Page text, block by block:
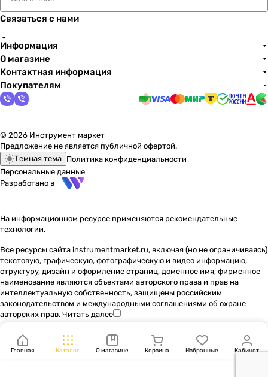
Связаться с нами
Информация
О магазине
Контактная информация
Покупателям
© 2026 Инструмент маркет
Предложение не является публичной офертой.
Темная тема Политика конфиденциальности
Персональные данные
Разработано в
На информационном ресурсе применяются рекомендательные
технологии.
Все ресурсы сайта instrumentmarket.ru, включая (но не ограничиваясь)
текстовую, графическую, фотографическую и видео информацию,
структуру, дизайн и оформление страниц, доменное имя, фирменное
наименование являются объектами авторского права и прав на
интеллектуальную собственность, защищены российским
законодательством и международными соглашениями об охране
авторских прав. Читать далее
Главная Каталог О магазине Корзина Избранные Кабинет